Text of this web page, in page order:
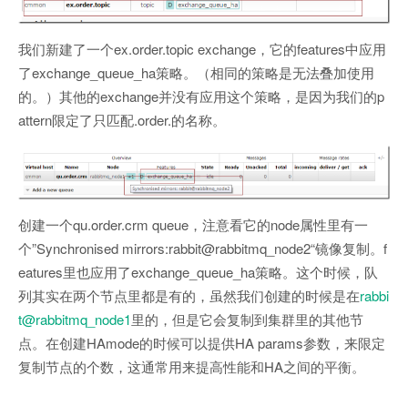
我们新建了一个ex.order.topic exchange，它的features中应用
了exchange_queue_ha策略。（相同的策略是无法叠加使用
的。）其他的exchange并没有应用这个策略，是因为我们的p
attern限定了只匹配.order.的名称。
创建一个qu.order.crm queue，注意看它的node属性里有一
个”Synchronised mirrors:rabbit@rabbitmq_node2“镜像复制。f
eatures里也应用了exchange_queue_ha策略。这个时候，队
列其实在两个节点里都是有的，虽然我们创建的时候是在rabbi
t@rabbitmq_node1里的，但是它会复制到集群里的其他节
点。在创建HAmode的时候可以提供HA params参数，来限定
复制节点的个数，这通常用来提高性能和HA之间的平衡。